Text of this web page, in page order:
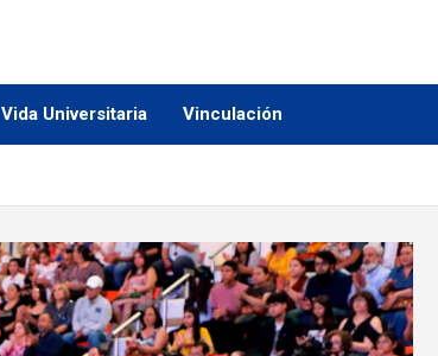
Vida Universitaria Vinculación